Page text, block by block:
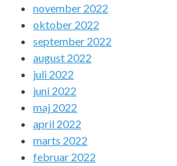
november 2022
oktober 2022
september 2022
august 2022
juli 2022
juni 2022
maj 2022
april 2022
marts 2022
februar 2022